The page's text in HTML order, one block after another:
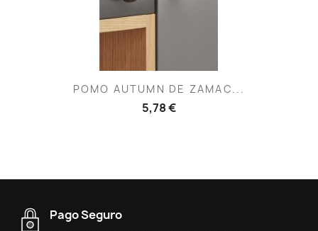
POMO AUTUMN DE ZAMAC...
5,78 €
Pago Seguro